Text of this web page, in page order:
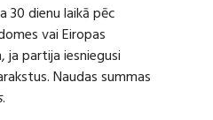
30 dienu laikā pēc
vai Eiropas
ja partija iesniegusi
Naudas summas
.